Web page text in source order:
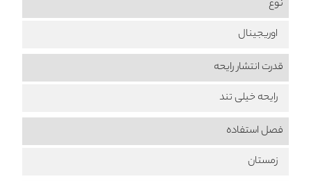
نوع
اوریجینال
قدرت انتشار رایحه
رایحه خیلی تند
فصل استفاده
زمستان